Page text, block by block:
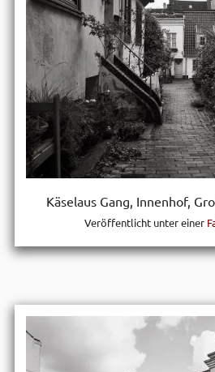
Käselaus Gang, Innen­hof,
Veröffentlicht unter einer